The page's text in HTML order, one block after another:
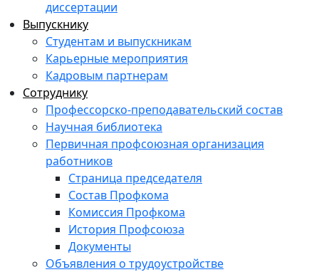
диссертации
Выпускнику
Студентам и выпускникам
Карьерные мероприятия
Кадровым партнерам
Сотруднику
Профессорско-преподавательский состав
Научная библиотека
Первичная профсоюзная организация
работников
Страница председателя
Состав Профкома
Комиссия Профкома
История Профсоюза
Документы
Объявления о трудоустройстве